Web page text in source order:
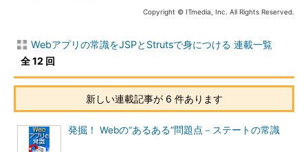
Copyright © ITmedia, Inc. All Rights Reserved.
Webアプリの常識をJSPとStrutsで身につける 連載一覧
全 12 回
新しい連載記事が 6 件あります
発掘！ Webの“あるある”問題点－ステートの常識